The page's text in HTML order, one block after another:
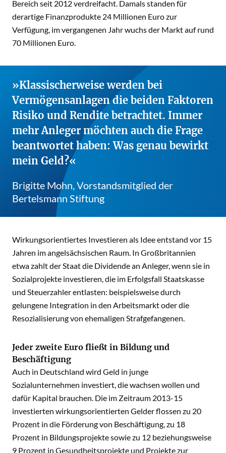
Bereich seit 2012 verdreifacht. Damals standen für
derartige Finanzprodukte 24 Millionen Euro zur
Verfügung, im vergangenen Jahr wuchs der Markt auf rund
70 Millionen Euro.
Klassischerweise werden bei
Vermögensanlagen die beiden Faktoren
Risiko und Rendite betrachtet. Immer
mehr Anleger möchten auch die Frage
beantwortet haben: Was genau bewirkt
mein Geld?
Brigitte Mohn, Vorstandsmitglied der
Bertelsmann Stiftung
Wirkungsorientiertes Investieren als Idee entstand vor 15
Jahren im angelsächsischen Raum. In Großbritannien
etwa zahlt der Staat die Dividende an Anleger, wenn sie in
Sozialprojekte investieren, die im Erfolgsfall Staatskasse
und Steuerzahler entlasten: beispielsweise durch
gelungene Integration in den Arbeitsmarkt oder die
Resozialisierung von ehemaligen Strafgefangenen.
Jeder zweite Euro fließt in Bildung und
Beschäftigung
Auch in Deutschland wird Geld in junge
Sozialunternehmen investiert, die wachsen wollen und
dafür Kapital brauchen. Die im Zeitraum 2013-15
investierten wirkungsorientierten Gelder flossen zu 20
Prozent in die Förderung von Beschäftigung, zu 18
Prozent in Bildungsprojekte sowie zu 12 beziehungsweise
9 Prozent in Gesundheitsprojekte und Projekte zur